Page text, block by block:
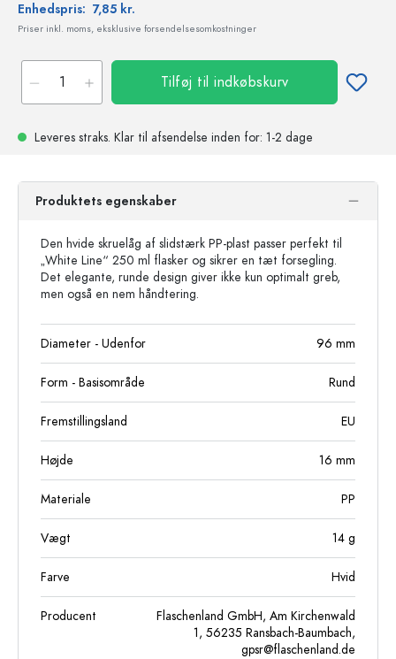
Enhedspris: 7,85 kr.
Priser inkl. moms, eksklusive forsendelsesomkostninger
Tilføj til indkøbskurv
Leveres straks. Klar til afsendelse inden for: 1-2 dage
Produktets egenskaber
Den hvide skruelåg af slidstærk PP-plast passer perfekt til
„White Line“ 250 ml flasker og sikrer en tæt forsegling.
Det elegante, runde design giver ikke kun optimalt greb,
men også en nem håndtering.
Diameter - Udenfor 96 mm
Form - Basisområde Rund
Fremstillingsland EU
Højde 16 mm
Materiale PP
Vægt 14 g
Farve Hvid
Producent
Flaschenland GmbH, Am Kirchenwald
1, 56235 Ransbach-Baumbach,
gpsr@flaschenland.de